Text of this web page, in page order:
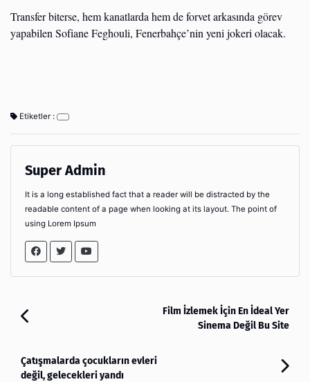
Transfer biterse, hem kanatlarda hem de forvet arkasında görev
yapabilen Sofiane Feghouli, Fenerbahçe’nin yeni jokeri olacak.
Etiketler :
Super Admin
It is a long established fact that a reader will be distracted by the
readable content of a page when looking at its layout. The point of
using Lorem Ipsum
Film İzlemek İçin En İdeal Yer
Sinema Değil Bu Site
Çatışmalarda çocukların evleri
değil, gelecekleri yandı